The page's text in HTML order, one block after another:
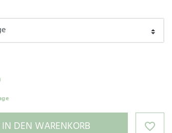
IN DEN WARENKORB